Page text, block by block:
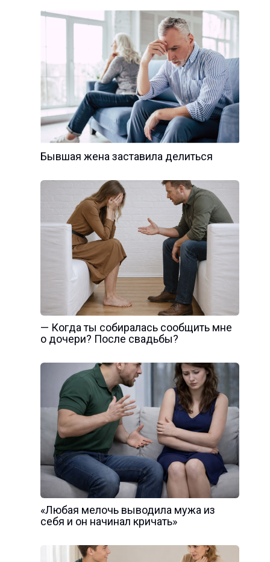
Бывшая жена заставила делиться
— Когда ты собиралась сообщить мне
о дочери? После свадьбы?
«Любая мелочь выводила мужа из
себя и он начинал кричать»